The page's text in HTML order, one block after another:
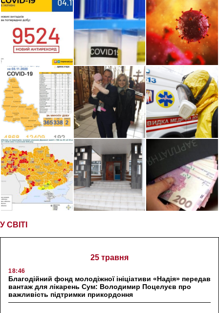
У СВІТІ
25 травня
18:46
Благодійний фонд молодіжної ініціативи «Надія» передав
вантаж для лікарень Сум: Володимир Поцелуєв про
важливість підтримки прикордоння